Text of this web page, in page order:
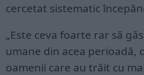
cercetat sistematic
„Este ceva foarte rar să
umane din acea perioadă,
oamenii care au trăit cu